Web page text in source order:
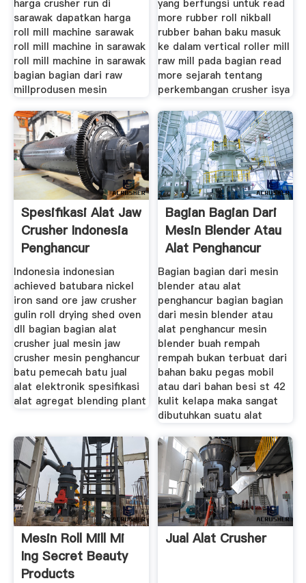
harga crusher run di
sarawak dapatkan harga
roll mill machine sarawak
roll mill machine in sarawak
roll mill machine in sarawak
bagian bagian dari raw
millprodusen mesin
yang berfungsi untuk read
more rubber roll nikball
rubber bahan baku masuk
ke dalam vertical roller mill
raw mill pada bagian read
more sejarah tentang
perkembangan crusher isya
Spesifikasi Alat Jaw
Crusher Indonesia
Penghancur
Indonesia indonesian
achieved batubara nickel
iron sand ore jaw crusher
gulin roll drying shed oven
dll bagian bagian alat
crusher jual mesin jaw
crusher mesin penghancur
batu pemecah batu jual
alat elektronik spesifikasi
alat agregat blending plant
Bagian Bagian Dari
Mesin Blender Atau
Alat Penghancur
Bagian bagian dari mesin
blender atau alat
penghancur bagian bagian
dari mesin blender atau
alat penghancur mesin
blender buah rempah
rempah bukan terbuat dari
bahan baku pegas mobil
atau dari bahan besi st 42
kulit kelapa maka sangat
dibutuhkan suatu alat
Mesin Roll Mill Mi
Ing Secret Beauty
Products
Jual Alat Crusher